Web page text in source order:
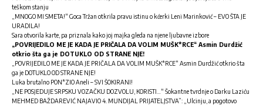
teškom stanju
„MNOGO MI SMETA!“ Goca Tržan otkrila pravu istinu o kćerki Leni Marinković – EVO ŠTA JE
URADILA!
Sara otvorila karte, pa priznala kako joj majka gleda na njene ljubavne izbore
„POVRIJEDILO ME JE KADA JE PRIČALA DA VOLIM MUŠK*RCE“ Asmin Durdžić
otkrio šta ga je DOTUKLO OD STRANE NJE!
„POVRIJEDILO ME JE KADA JE PRIČALA DA VOLIM MUŠK*RCE“ Asmin Durdžić otkrio šta
ga je DOTUKLO OD STRANE NJE!
Luka brutalno PON*ZIO Aneli – SVI ŠOKIRANI!
„NE POSJEDUJE SRPSKU VOZAČKU DOZVOLU, KORISTI…“ Šokantne tvrdnje o Darku Laziću
MEHMED BAŽDAREVIĆ NAJAVIO 4. MUNDIJAL PRIJATELJSTVA”: „Ulcinju, a pogotovo